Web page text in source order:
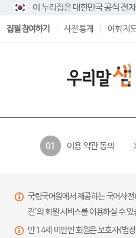
이 누리집은 대한민국 공식 전
집필 참여하기 사전 통계 어휘 지
01 이용 약관 동의
국립국어원에서 제공하는 국어사
전’의 회원 서비스를 이용하실 수
만 14세 미만인 회원은 보호자(법